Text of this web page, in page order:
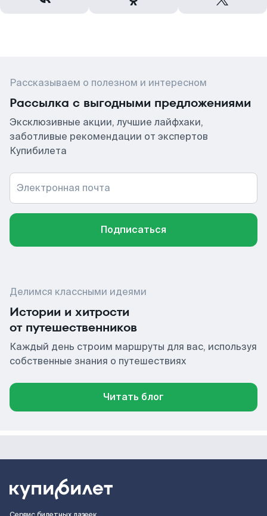
Рассказываем о полезном и интересном
Рассылка с выгодными предложениями
Эксклюзивные акции, лучшие лайфхаки,
заботливые рекомендации от экспертов
Купибилета
Электронная почта
Подписаться
Делимся классными идеями
Истории и хитрости
от путешественников
Каждый день строим маршруты для вас, используя
собственные знания о путешествиях
Читать блог